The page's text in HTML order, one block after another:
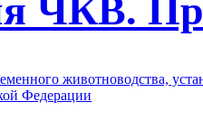
ЧКВ.
животноводства,
Федерации